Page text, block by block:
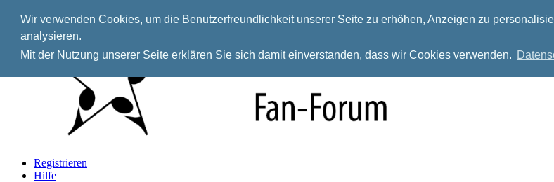
Wir verwenden Cookies, um die Benutzerfreundlichkeit unserer Seite zu erhöhen, Anzeigen zu
analysieren.
Mit der Nutzung unserer Seite erklären Sie sich damit einverstanden, dass wir Cookies verwenden.
Registrieren
Hilfe